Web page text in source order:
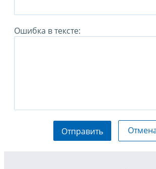
Ошибка в тексте:
Отправить